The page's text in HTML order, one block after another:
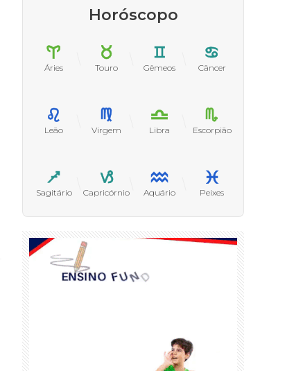
Horóscopo
Áries Touro Gêmeos Câncer
Leão Virgem Libra Escorpião
Sagitário Capricórnio Aquário Peixes